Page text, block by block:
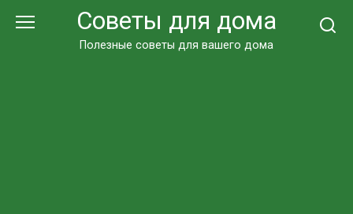
Советы для дома
Полезные советы для вашего дома